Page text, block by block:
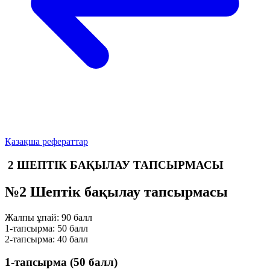
Қазақша рефераттар
2 ШЕПТІК БАҚЫЛАУ ТАПСЫРМАСЫ
№2 Шептік бақылау тапсырмасы
Жалпы ұпай: 90 балл
1-тапсырма: 50 балл
2-тапсырма: 40 балл
1-тапсырма (50 балл)